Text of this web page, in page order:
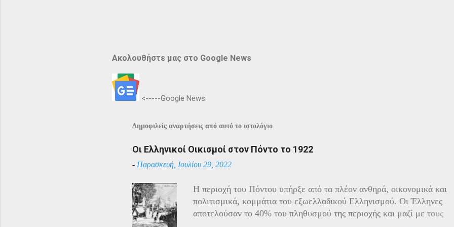
Ακολουθήστε μας στο Google News
<-----Google News
Δημοφιλείς αναρτήσεις από αυτό το ιστολόγιο
Οι Ελληνικοί Οικισμοί στον Πόντο το 1922
- Παρασκευή, Ιουλίου 29, 2022
Η περιοχή του Πόντου υπήρξε από τα πλέον ανθηρά, οικονομικά και
πολιτισμικά, κομμάτια του εξωελλαδικού Ελληνισμού. Οι Έλληνες
αποτελούσαν το 40% του πληθυσμού της περιοχής και μαζί με τους